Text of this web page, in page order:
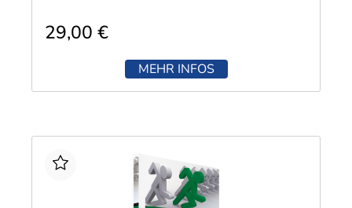
oder zwischendurch – auch offline – das nötige
Hinweisen zur Prüfungsvorbereitung enthalten die
Karten typische Fragestellungen mit passenden
Lösungsansätzen zu allen Handlungsbereichen der
Lernsoftware/App Brainyoo – nutzen Sie alle Vorteile
Synchronisierung können Sie Ihren Lernstand
jederzeit, an jedem Ort und auf allen Geräten
(Smartphone, Tablet und PC) abrufen. Sie lernen mit
einem wissenschaftlich erprobten System, das
29,00 €
MEHR INFOS